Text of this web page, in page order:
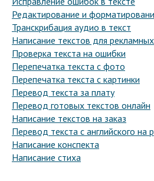
Редактирование и
Транскрибация аудио в текст
Написание текстов для
Проверка текста на ошибки
Перепечатка текста с фото
Перепечатка текста с картинки
Перевод текста за плату
Перевод готовых текстов онлайн
Написание текстов на заказ
Перевод текста с английского на
Написание конспекта
Написание стиха